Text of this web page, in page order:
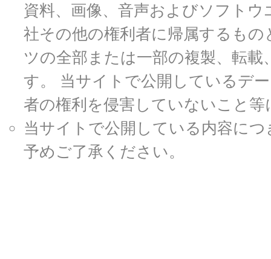
資料、画像、音声およびソフト
社その他の権利者に帰属するも
ツの全部または一部の複製、転
す。 当サイトで公開しているデ
者の権利を侵害していないこと
当サイトで公開している内容に
予めご了承ください。